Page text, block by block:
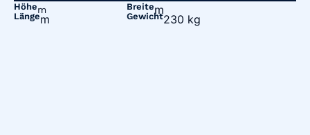
Höhem Breitem
Längem Gewicht230 kg